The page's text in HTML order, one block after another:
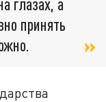
принять